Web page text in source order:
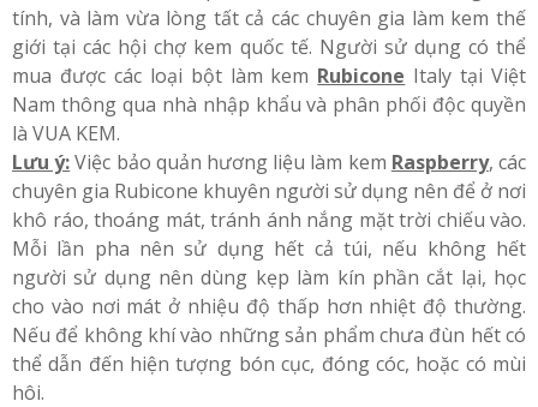
tính, và làm vừa lòng tất cả các chuyên gia làm kem thế
giới tại các hội chợ kem quốc tế. Người sử dụng có thể
mua được các loại bột làm kem Rubicone Italy tại Việt
Nam thông qua nhà nhập khẩu và phân phối độc quyền
là VUA KEM.
Lưu ý:Việc bảo quản hương liệu làm kem Raspberry, các
chuyên gia Rubicone khuyên người sử dụng nên để ở nơi
khô ráo, thoáng mát, tránh ánh nắng mặt trời chiếu vào.
Mỗi lần pha nên sử dụng hết cả túi, nếu không hết
người sử dụng nên dùng kẹp làm kín phần cắt lại, học
cho vào nơi mát ở nhiệu độ thấp hơn nhiệt độ thường.
Nếu để không khí vào những sản phẩm chưa đùn hết có
thể dẫn đến hiện tượng bón cục, đóng cóc, hoặc có mùi
hôi.